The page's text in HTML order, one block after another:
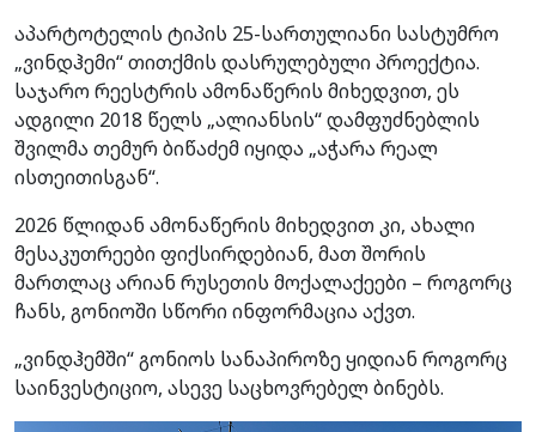
აპარტოტელის ტიპის 25-სართულიანი სასტუმრო
„ვინდჰემი“ თითქმის დასრულებული პროექტია.
საჯარო რეესტრის ამონაწერის მიხედვით, ეს
ადგილი 2018 წელს „ალიანსის“ დამფუძნებლის
შვილმა თემურ ბიწაძემ იყიდა „აჭარა რეალ
ისთეითისგან“.
2026 წლიდან ამონაწერის მიხედვით კი, ახალი
მესაკუთრეები ფიქსირდებიან, მათ შორის
მართლაც არიან რუსეთის მოქალაქეები – როგორც
ჩანს, გონიოში სწორი ინფორმაცია აქვთ.
„ვინდჰემში“ გონიოს სანაპიროზე ყიდიან როგორც
საინვესტიციო, ასევე საცხოვრებელ ბინებს.